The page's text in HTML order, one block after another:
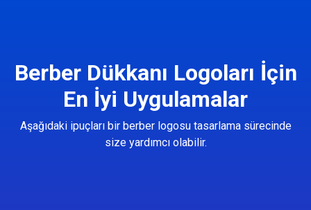
Berber Dükkanı Logoları İçin
En İyi Uygulamalar
Aşağıdaki ipuçları bir berber logosu tasarlama sürecinde
size yardımcı olabilir.